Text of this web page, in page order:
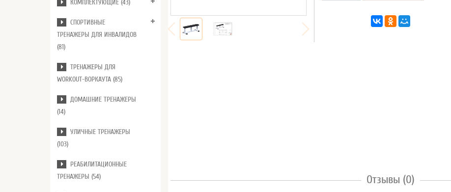
КОМПЛЕКТУЮЩИЕ (43)
СПОРТИВНЫЕ
ТРЕНАЖЕРЫ ДЛЯ ИНВАЛИДОВ
(81)
ТРЕНАЖЕРЫ ДЛЯ
WORKOUT-ВОРКАУТА (85)
ДОМАШНИЕ ТРЕНАЖЕРЫ
(14)
УЛИЧНЫЕ ТРЕНАЖЕРЫ
(103)
РЕАБИЛИТАЦИОННЫЕ
ТРЕНАЖЕРЫ (54)
Отзывы (0)